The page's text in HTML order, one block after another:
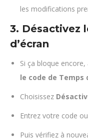
les modifications
3. Désactivez
d’écran
Si ça bloque encore,
le code de Temps
Choisissez
Entrez votre code
Puis vérifiez à